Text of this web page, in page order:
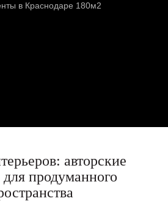
в Краснодаре 180м2
авторские
продуманного